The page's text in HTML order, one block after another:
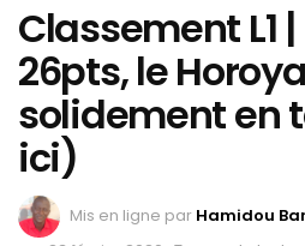
Classement L1 |
26pts, le
solidement en
ici)
Mis en ligne par Hamidou